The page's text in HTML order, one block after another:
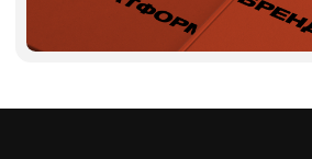
рождается всё: структура сайта, тексты,
соцсети, наружка, видео, визуальный стиль.
Больше не нужно придумывать каждый раз